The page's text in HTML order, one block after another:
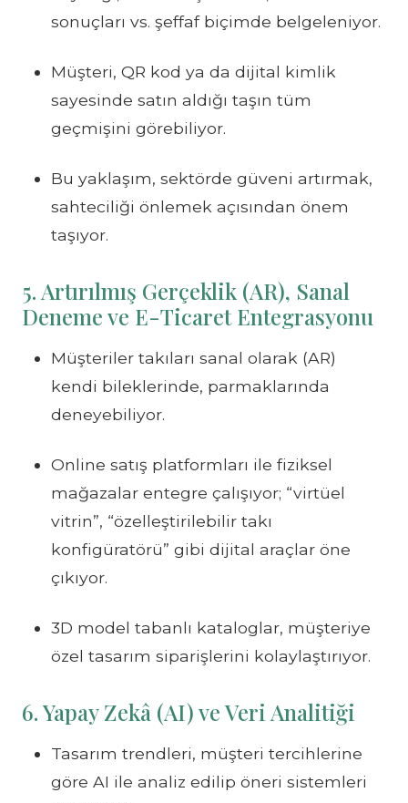
sonuçları vs. şeffaf biçimde belgeleniyor.
Müşteri, QR kod ya da dijital kimlik
sayesinde satın aldığı taşın tüm
geçmişini görebiliyor.
Bu yaklaşım, sektörde güveni artırmak,
sahteciliği önlemek açısından önem
taşıyor.
5. Artırılmış Gerçeklik (AR), Sanal
Deneme ve E-Ticaret Entegrasyonu
Müşteriler takıları sanal olarak (AR)
kendi bileklerinde, parmaklarında
deneyebiliyor.
Online satış platformları ile fiziksel
mağazalar entegre çalışıyor; “virtüel
vitrin”, “özelleştirilebilir takı
konfigüratörü” gibi dijital araçlar öne
çıkıyor.
3D model tabanlı kataloglar, müşteriye
özel tasarım siparişlerini kolaylaştırıyor.
6. Yapay Zekâ (AI) ve Veri Analitiği
Tasarım trendleri, müşteri tercihlerine
göre AI ile analiz edilip öneri sistemleri